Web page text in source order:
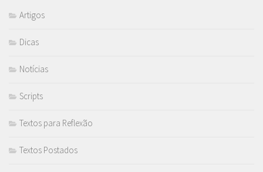
Artigos
Dicas
Notícias
Scripts
Textos para Reflexão
Textos Postados